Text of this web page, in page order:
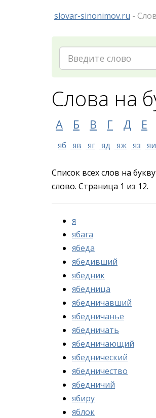
slovar-sinonimov.ru -
Слова на
А Б В Г Д Е
яб яв яг яд яж яз яи
Список всех слов на букву
слово. Страница 1 из 12.
я
ябага
ябеда
ябедивший
ябедник
ябедница
ябедничавший
ябедничанье
ябедничать
ябедничающий
ябеднический
ябедничество
ябедничий
ябиру
яблок